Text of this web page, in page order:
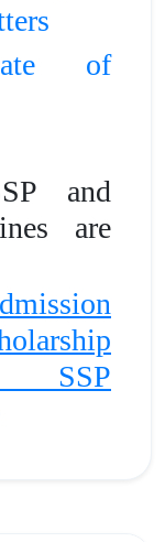
of
and
are